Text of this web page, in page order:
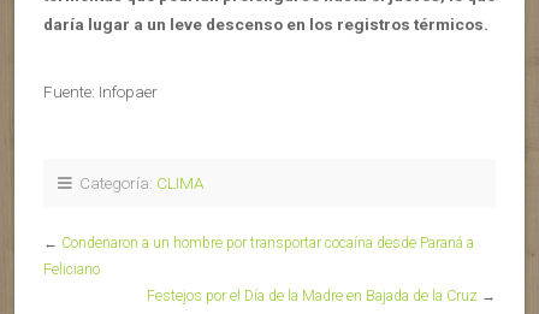
daría lugar a un leve descenso en los registros térmicos.
Fuente: Infopaer
Categoría: CLIMA
← Condenaron a un hombre por transportar cocaína desde Paraná a
Feliciano
Festejos por el Día de la Madre en Bajada de la Cruz →